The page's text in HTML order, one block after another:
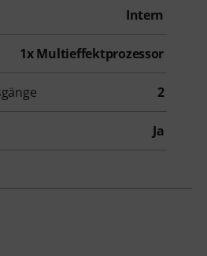
Intern
1x Multieffektprozessor
2
Ja